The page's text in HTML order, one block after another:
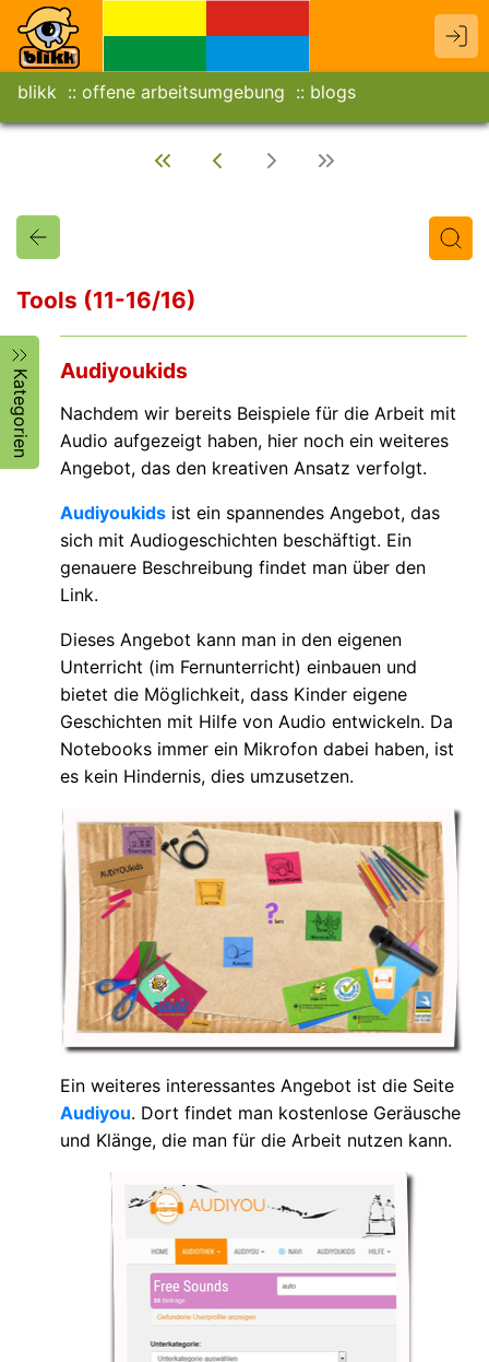
blikk offene arbeitsumgebung blogs
Tools (11-16/16)
Kategorien Audiyoukids
Nachdem wir bereits Beispiele für die Arbeit mit
Audio aufgezeigt haben, hier noch ein weiteres
Angebot, das den kreativen Ansatz verfolgt.
Audiyoukids ist ein spannendes Angebot, das
sich mit Audiogeschichten beschäftigt. Ein
genauere Beschreibung findet man über den
Link.
Dieses Angebot kann man in den eigenen
Unterricht (im Fernunterricht) einbauen und
bietet die Möglichkeit, dass Kinder eigene
Geschichten mit Hilfe von Audio entwickeln. Da
Notebooks immer ein Mikrofon dabei haben, ist
es kein Hindernis, dies umzusetzen.
Ein weiteres interessantes Angebot ist die Seite
Audiyou. Dort findet man kostenlose Geräusche
und Klänge, die man für die Arbeit nutzen kann.